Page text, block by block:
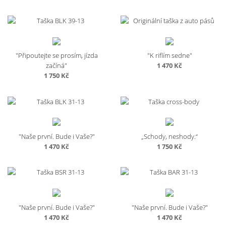
"Připoutejte se prosím, jízda
začíná"
1 750 Kč
"K riflím sedne"
1 470 Kč
"Naše první. Bude i Vaše?"
1 470 Kč
„Schody, neshody.“
1 750 Kč
"Naše první. Bude i Vaše?"
1 470 Kč
"Naše první. Bude i Vaše?"
1 470 Kč